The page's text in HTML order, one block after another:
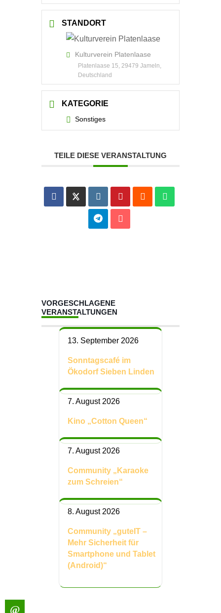
STANDORT
Kulturverein Platenlaase
Platenlaase 15, 29479 Jameln,
Deutschland
KATEGORIE
Sonstiges
TEILE DIESE VERANSTALTUNG
VORGESCHLAGENE
VERANSTALTUNGEN
13. September 2026
Sonntagscafé im
Ökodorf Sieben Linden
7. August 2026
Kino „Cotton Queen“
7. August 2026
Community „Karaoke
zum Schreien“
8. August 2026
Community „guteIT –
Mehr Sicherheit für
Smartphone und Tablet
(Android)“